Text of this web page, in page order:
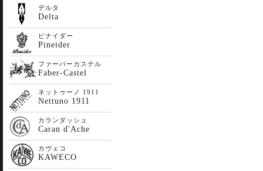
デルタ
Delta
ピナイダー
Pineider
ファーバーカステル
Faber-Castel
ネットゥーノ 1911
Nettuno 1911
カランダッシュ
Caran d'Ache
カヴェコ
KAWECO